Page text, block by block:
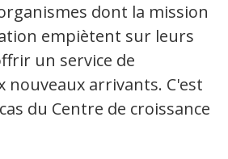
dont la mission
empiètent sur leurs
un service de
nouveaux arrivants. C'est
du Centre de croissance